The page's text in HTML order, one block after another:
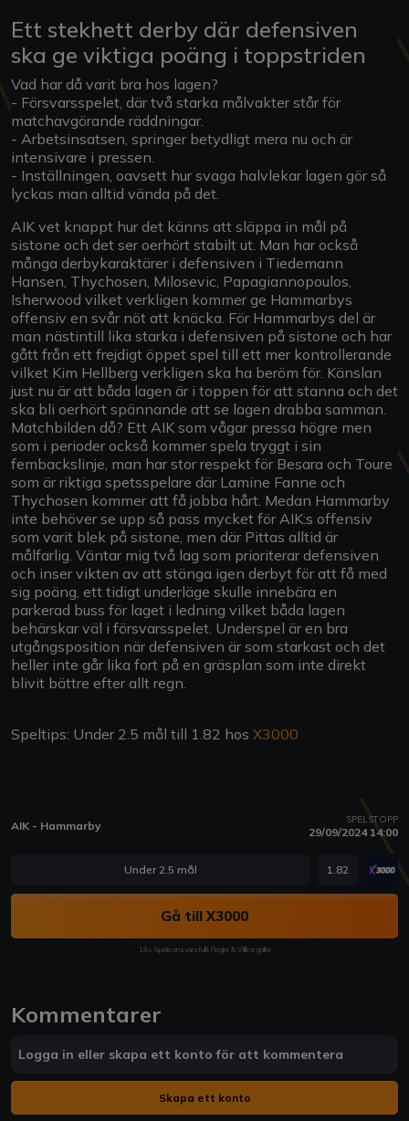
Ett stekhett derby där defensiven
ska ge viktiga poäng i toppstriden
Vad har då varit bra hos lagen?
- Försvarsspelet, där två starka målvakter står för
matchavgörande räddningar.
- Arbetsinsatsen, springer betydligt mera nu och är
intensivare i pressen.
- Inställningen, oavsett hur svaga halvlekar lagen gör så
lyckas man alltid vända på det.
AIK vet knappt hur det känns att släppa in mål på
sistone och det ser oerhört stabilt ut. Man har också
många derbykaraktärer i defensiven i Tiedemann
Hansen, Thychosen, Milosevic, Papagiannopoulos,
Isherwood vilket verkligen kommer ge Hammarbys
offensiv en svår nöt att knäcka. För Hammarbys del är
man nästintill lika starka i defensiven på sistone och har
gått från ett frejdigt öppet spel till ett mer kontrollerande
vilket Kim Hellberg verkligen ska ha beröm för. Känslan
just nu är att båda lagen är i toppen för att stanna och det
ska bli oerhört spännande att se lagen drabba samman.
Matchbilden då? Ett AIK som vågar pressa högre men
som i perioder också kommer spela tryggt i sin
fembackslinje, man har stor respekt för Besara och Toure
som är riktiga spetsspelare där Lamine Fanne och
Thychosen kommer att få jobba hårt. Medan Hammarby
inte behöver se upp så pass mycket för AIK:s offensiv
som varit blek på sistone, men där Pittas alltid är
målfarlig. Väntar mig två lag som prioriterar defensiven
och inser vikten av att stänga igen derbyt för att få med
sig poäng, ett tidigt underläge skulle innebära en
parkerad buss för laget i ledning vilket båda lagen
behärskar väl i försvarsspelet. Underspel är en bra
utgångsposition när defensiven är som starkast och det
heller inte går lika fort på en gräsplan som inte direkt
blivit bättre efter allt regn.
Speltips: Under 2.5 mål till 1.82 hos X3000
AIK - Hammarby SPELSTOPP
29/09/2024 14:00
Under 2.5 mål 1.82
Gå till X3000
18+ Spela ansvarsfullt Regler & Villkor gäller
Kommentarer
Logga in eller skapa ett konto för att kommentera
Skapa ett konto